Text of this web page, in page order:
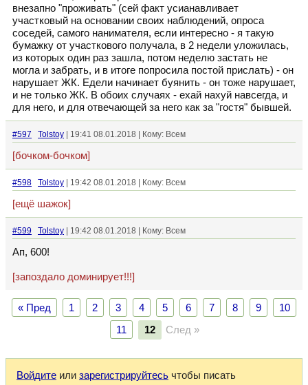
внезапно "проживать" (сей факт усианавливает
участковый на основании своих наблюдений, опроса
соседей, самого нанимателя, если интересно - я такую
бумажку от участкового получала, в 2 недели уложилась,
из которых один раз зашла, потом неделю застать не
могла и забрать, и в итоге попросила постой прислать) - он
нарушает ЖК. Едели начинает буянить - он тоже нарушает,
и не только ЖК. В обоих случаях - ехай нахуй навсегда, и
для него, и для отвечающей за него как за "гостя" бывшей.
#597 Tolstoy | 19:41 08.01.2018 | Кому: Всем
[бочком-бочком]
#598 Tolstoy | 19:42 08.01.2018 | Кому: Всем
[ещё шажок]
#599 Tolstoy | 19:42 08.01.2018 | Кому: Всем
Ап, 600!
[запоздало доминирует!!!]
« Пред 1 2 3 4 5 6 7 8 9
10
11
12 След »
Войдите или зарегистрируйтесь чтобы писать